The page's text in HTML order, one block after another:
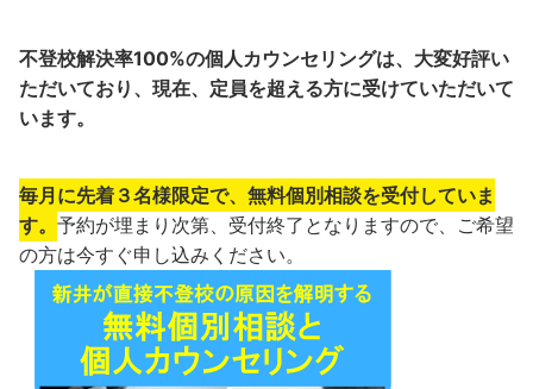
不登校解決率100%の個人カウンセリングは、大変好評い
ただいており、現在、定員を超える方に受けていただいて
います。
毎月に先着３名様限定で、無料個別相談を受付していま
す。 予約が埋まり次第、受付終了となりますので、ご希望
の方は今すぐ申し込みください。